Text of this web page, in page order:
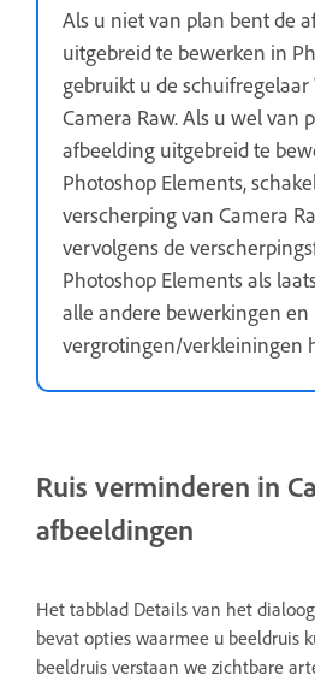
Als u niet van plan bent de
uitgebreid te bewerken in
gebruikt u de
Camera Raw. Als u wel van
afbeelding uitgebreid te
Photoshop Elements,
verscherping van Camera
vervolgens de
Photoshop Elements als
alle andere bewerkingen en
vergrotingen/verkleiningen
Ruis verminderen in
afbeeldingen
Het tabblad Details van het
bevat opties waarmee u beeldruis
beeldruis verstaan we zichtbare